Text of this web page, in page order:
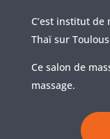
C’est institut de
Thaï sur
Ce salon de
massage.